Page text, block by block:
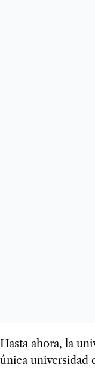
Hasta ahora, la
única universidad